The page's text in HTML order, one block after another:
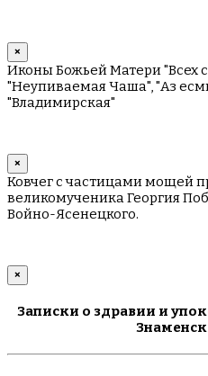
×
Иконы Божьей Матери "Всех
"Неупиваемая Чаша", "Аз
"Владимирская"
×
Ковчег с частицами мощей
великомученика Георгия
Войно-Ясенецкого.
×
Записки о здравии и